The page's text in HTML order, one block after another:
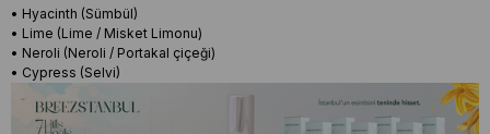
• Hyacinth (Sümbül)
• Lime (Lime / Misket Limonu)
• Neroli (Neroli / Portakal çiçeği)
• Cypress (Selvi)